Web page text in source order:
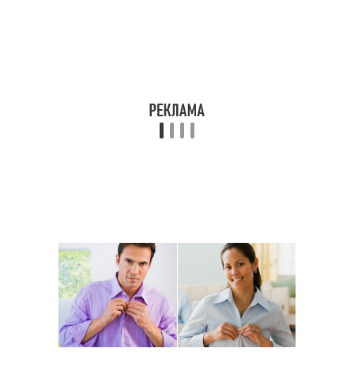
Рубашка в спортивном
стиле
Рубашка в зависимости
Рубашки для женщины
Рубашка в женственном
стиле